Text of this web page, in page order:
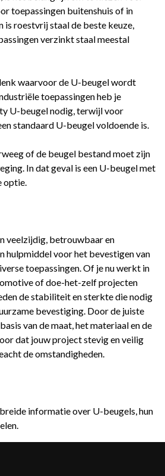
toepassingen buitenshuis of in
is roestvrij staal de beste keuze,
verzinkt staal meestal
waarvoor de U-beugel wordt
toepassingen heb je
U-beugel nodig, terwijl voor
standaard U-beugel voldoende is.
of de beugel bestand moet zijn
In dat geval is een U-beugel met
optie.
veelzijdig, betrouwbaar en
hulpmiddel voor het bevestigen van
toepassingen. Of je nu werkt in
of doe-het-zelf projecten
de stabiliteit en sterkte die nodig
bevestiging. Door de juiste
van de maat, het materiaal en de
dat jouw project stevig en veilig
de omstandigheden.
informatie over U-beugels, hun